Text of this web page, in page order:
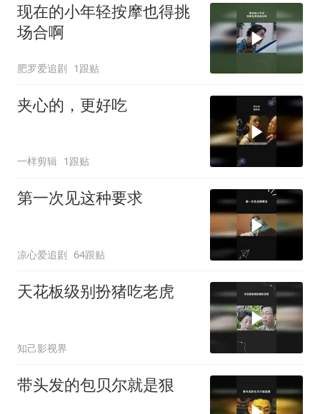
现在的小年轻按摩也得挑
场合啊
肥罗爱追剧 1跟贴
夹心的，更好吃
一样剪辑 1跟贴
第一次见这种要求
凉心爱追剧 64跟贴
天花板级别扮猪吃老虎
知己影视界
带头发的包贝尔就是狠